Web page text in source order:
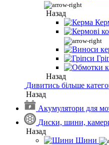
Назад
Назад
Дивитись більше
Назад
Акумулятори для
Диски, шини,
Назад
Шини